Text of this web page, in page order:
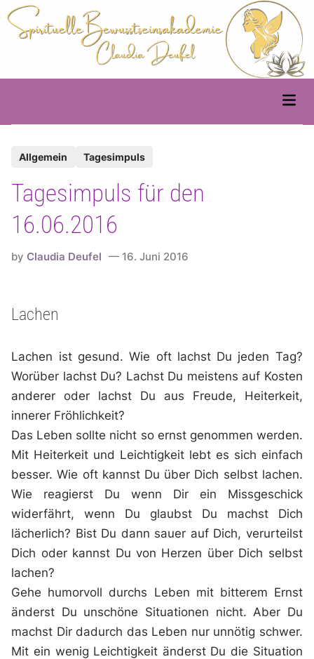
Skip
to
content
Main
t
e
d
Allgemein Tagesimpuls
Tagesimpuls für den
16.06.2016
byClaudia Deufel 16. Juni 2016
Lachen
Lachen ist gesund. Wie oft lachst Du jeden Tag?
Worüber lachst Du? Lachst Du meistens auf Kosten
anderer oder lachst Du aus Freude, Heiterkeit,
innerer Fröhlichkeit?
Das Leben sollte nicht so ernst genommen werden.
Mit Heiterkeit und Leichtigkeit lebt es sich einfach
besser. Wie oft kannst Du über Dich selbst lachen.
Wie reagierst Du wenn Dir ein Missgeschick
widerfährt, wenn Du glaubst Du machst Dich
lächerlich? Bist Du dann sauer auf Dich, verurteilst
Dich oder kannst Du von Herzen über Dich selbst
lachen?
Gehe humorvoll durchs Leben mit bitterem Ernst
änderst Du unschöne Situationen nicht. Aber Du
machst Dir dadurch das Leben nur unnötig schwer.
Mit ein wenig Leichtigkeit änderst Du die Situation